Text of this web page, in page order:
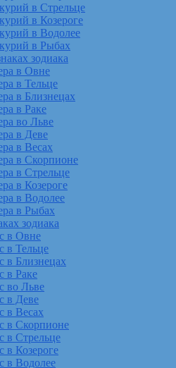
в Стрельце
в Козероге
в Водолее
в Рыбах
зодиака
в Овне
в Тельце
в Близнецах
в Раке
во Льве
в Деве
в Весах
в Скорпионе
в Стрельце
в Козероге
в Водолее
в Рыбах
зодиака
в Овне
в Тельце
в Близнецах
в Раке
во Льве
в Деве
в Весах
в Скорпионе
в Стрельце
в Козероге
в Водолее